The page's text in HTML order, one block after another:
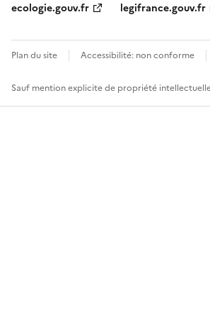
ecologie.gouv.fr
legifrance.gouv.fr
Plan du site Accessibilité: non conforme
Sauf mention explicite de propriété